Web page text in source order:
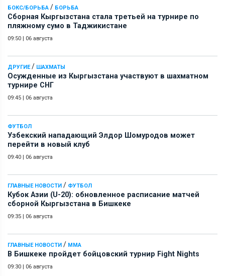
БОКС/БОРЬБА / БОРЬБА
Сборная Кыргызстана стала третьей на турнире по
пляжному сумо в Таджикистане
09:50 | 06 августа
ДРУГИЕ/ ШАХМАТЫ
Осужденные из Кыргызстана участвуют в шахматном
турнире СНГ
09:45 | 06 августа
ФУТБОЛ
Узбекский нападающий Элдор Шомуродов может
перейти в новый клуб
09:40 | 06 августа
ГЛАВНЫЕ НОВОСТИ / ФУТБОЛ
Кубок Азии (U-20): обновленное расписание матчей
сборной Кыргызстана в Бишкеке
09:35 | 06 августа
ГЛАВНЫЕ НОВОСТИ / ММА
В Бишкеке пройдет бойцовский турнир Fight Nights
09:30 | 06 августа